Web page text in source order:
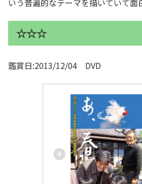
☆☆☆
鑑賞日:2013/12/04 DVD